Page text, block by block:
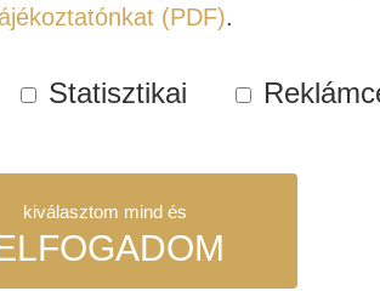
(PDF).
Statisztikai
kiválasztom mind és